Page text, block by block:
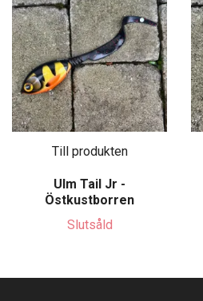
Till produkten
Ulm Tail Jr -
Östkustborren
Slutsåld